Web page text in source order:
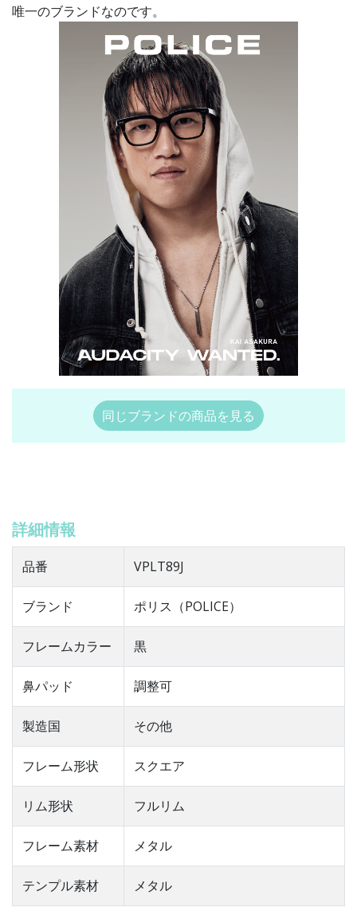
唯一のブランドなのです。
同じブランドの商品を見る
詳細情報
品番 VPLT89J
ブランド ポリス（POLICE）
フレームカラー 黒
鼻パッド 調整可
製造国 その他
フレーム形状 スクエア
リム形状 フルリム
フレーム素材 メタル
テンプル素材 メタル